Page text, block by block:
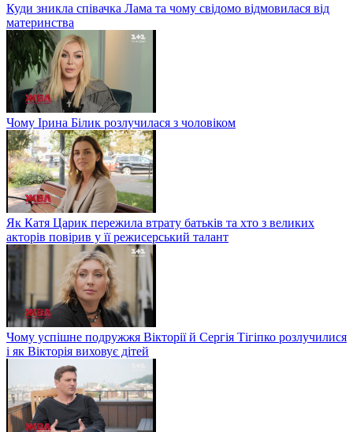
Куди зникла співачка Лама та чому свідомо відмовилася від
материнства
Чому Ірина Білик розлучилася з чоловіком
Як Катя Царик пережила втрату батьків та хто з великих
акторів повірив у її режисерський талант
Чому успішне подружжя Вікторії й Сергія Тігіпко розлучилися
і як Вікторія виховує дітей